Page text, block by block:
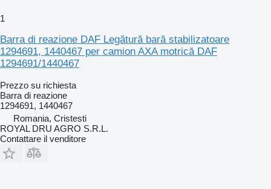
1
Barra di reazione DAF Legătură bară stabilizatoare
1294691, 1440467 per camion AXA motrică DAF
1294691/1440467
Prezzo su richiesta
Barra di reazione
1294691, 1440467
Romania, Cristesti
ROYAL DRU AGRO S.R.L.
Contattare il venditore